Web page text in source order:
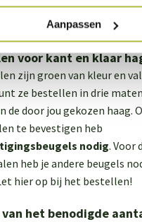
Aanpassen
de haag tussen de palen.
vier beugels nodig.
voor kant en klaar
zijn groen van kleur en
ze bestellen in drie
de door jou gekozen haag.
te bevestigen heb
nodig. Voor
heb je andere beugels
hier op bij het bestellen!
van het benodigde